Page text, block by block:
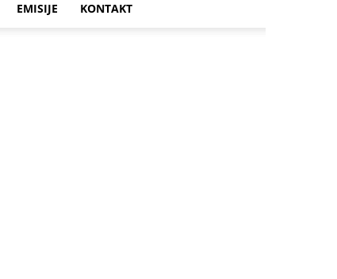
EMISIJE KONTAKT